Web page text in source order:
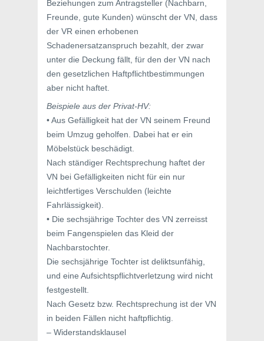
Beziehungen zum Antragsteller (Nachbarn,
Freunde, gute Kunden) wünscht der VN, dass
der VR einen erhobenen
Schadenersatzanspruch bezahlt, der zwar
unter die Deckung fällt, für den der VN nach
den gesetzlichen Haftpflichtbestimmungen
aber nicht haftet.
Beispiele aus der Privat-HV:
• Aus Gefälligkeit hat der VN seinem Freund
beim Umzug geholfen. Dabei hat er ein
Möbelstück beschädigt.
Nach ständiger Rechtsprechung haftet der
VN bei Gefälligkeiten nicht für ein nur
leichtfertiges Verschulden (leichte
Fahrlässigkeit).
• Die sechsjährige Tochter des VN zerreisst
beim Fangenspielen das Kleid der
Nachbarstochter.
Die sechsjährige Tochter ist deliktsunfähig,
und eine Aufsichtspflichtverletzung wird nicht
festgestellt.
Nach Gesetz bzw. Rechtsprechung ist der VN
in beiden Fällen nicht haftpflichtig.
– Widerstandsklausel